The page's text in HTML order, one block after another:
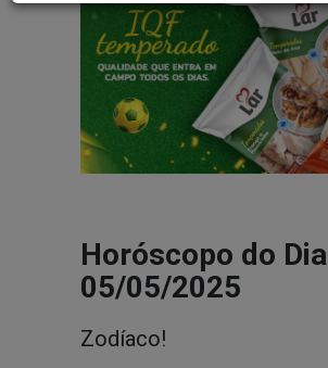
Horóscopo do Dia
05/05/2025
Zodíaco!